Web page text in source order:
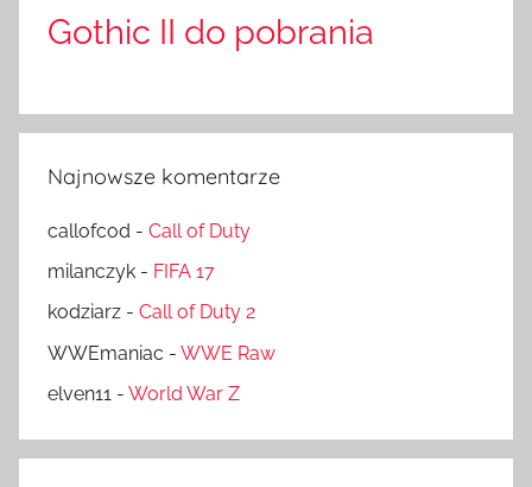
Gothic II do pobrania
Najnowsze komentarze
callofcod - Call of Duty
milanczyk - FIFA 17
kodziarz - Call of Duty 2
WWEmaniac - WWE Raw
elven11 - World War Z